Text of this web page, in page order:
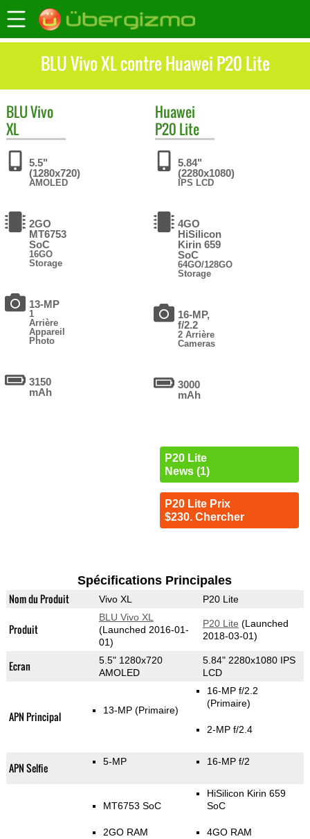
BLU Vivo XL contre Huawei P20 Lite
BLUVivo
XL
5.5"
(1280x720)
AMOLED
2GO
MT6753
SoC
16GO
Storage
13-MP
1
Arrière
Appareil
Photo
3150
mAh
Huawei
P20 Lite
5.84"
(2280x1080)
IPS LCD
4GO
HiSilicon
Kirin 659
SoC
64GO/128GO
Storage
16-MP,
f/2.2
2 Arrière
Cameras
3000
mAh
P20 Lite
News (1)
P20 Lite Prix
$230. Chercher
Spécifications Principales
Nom du Produit Vivo XL P20 Lite
Produit
BLU Vivo XL
(Launched 2016-01-
01)
P20 Lite (Launched
2018-03-01)
Ecran
5.5" 1280x720
AMOLED
5.84" 2280x1080 IPS
LCD
APN Principal 13-MP (Primaire)
16-MP f/2.2
(Primaire)
2-MP f/2.4
APN Selfie 5-MP 16-MP f/2
MT6753 SoC
2GO RAM
HiSilicon Kirin 659
SoC
4GO RAM